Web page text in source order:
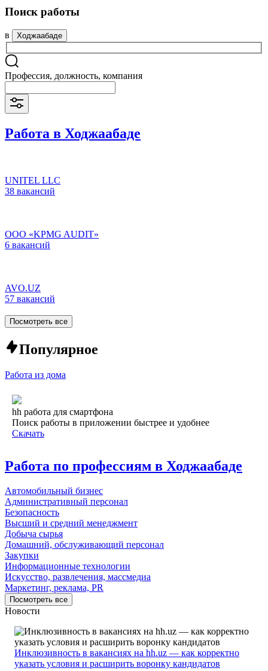
Поиск работы
в Ходжаабаде
Профессия, должность, компания
Работа в Ходжаабаде
UNITEL LLC
38 вакансий
ООО «KPMG AUDIT»
6 вакансий
AVO.UZ
57 вакансий
Посмотреть все
Популярное
Работа из дома
hh работа для смартфона
Поиск работы в приложении быстрее и удобнее
Скачать
Работа по профессиям в Ходжаабаде
Автомобильный бизнес
Административный персонал
Безопасность
Высший и средний менеджмент
Добыча сырья
Домашний, обслуживающий персонал
Закупки
Информационные технологии
Искусство, развлечения, массмедиа
Маркетинг, реклама, PR
Посмотреть все
Новости
Инклюзивность в вакансиях на hh.uz — как корректно
указать условия и расширить воронку кандидатов